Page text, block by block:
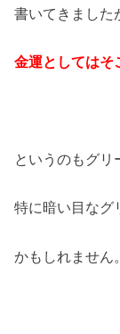
書いてきました
金運としてはそ
というのもグリ
特に暗い目なグ
かもしれません。